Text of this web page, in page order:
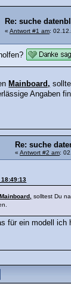
Re: suche
« Antwort #1 am:
Mainboard,
Angaben
Re: suche
« Antwort #2 am:
18:49:13
Mainboard, solltest Du
für ein modell ich